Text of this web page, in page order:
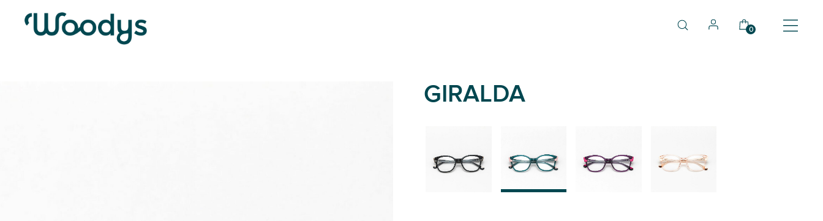
0
GIRALDA